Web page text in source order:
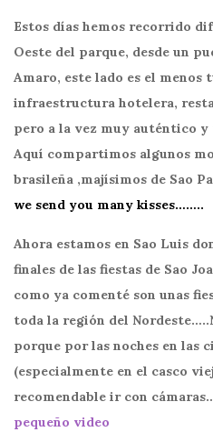
Estos días hemos recorrido
Oeste del parque, desde un
Amaro, este lado es el
infraestructura hotelera,
pero a la vez muy auténtico
Aquí compartimos algunos
brasileña ,majísimos de Sao
we send you many kisses……..
Ahora estamos en Sao Luis
finales de las fiestas de Sao
como ya comenté son unas
toda la región del
porque por las noches en las
(especialmente en el casco
recomendable ir con
pequeño video